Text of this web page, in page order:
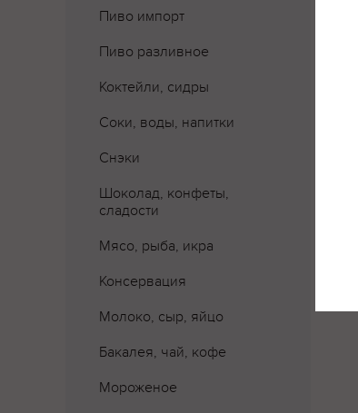
Пиво импорт
Пиво разливное
Коктейли, сидры
Соки, воды, напитки
Снэки
Шоколад, конфеты,
сладости
Мясо, рыба, икра
Консервация
Молоко, сыр, яйцо
Бакалея, чай, кофе
Мороженое